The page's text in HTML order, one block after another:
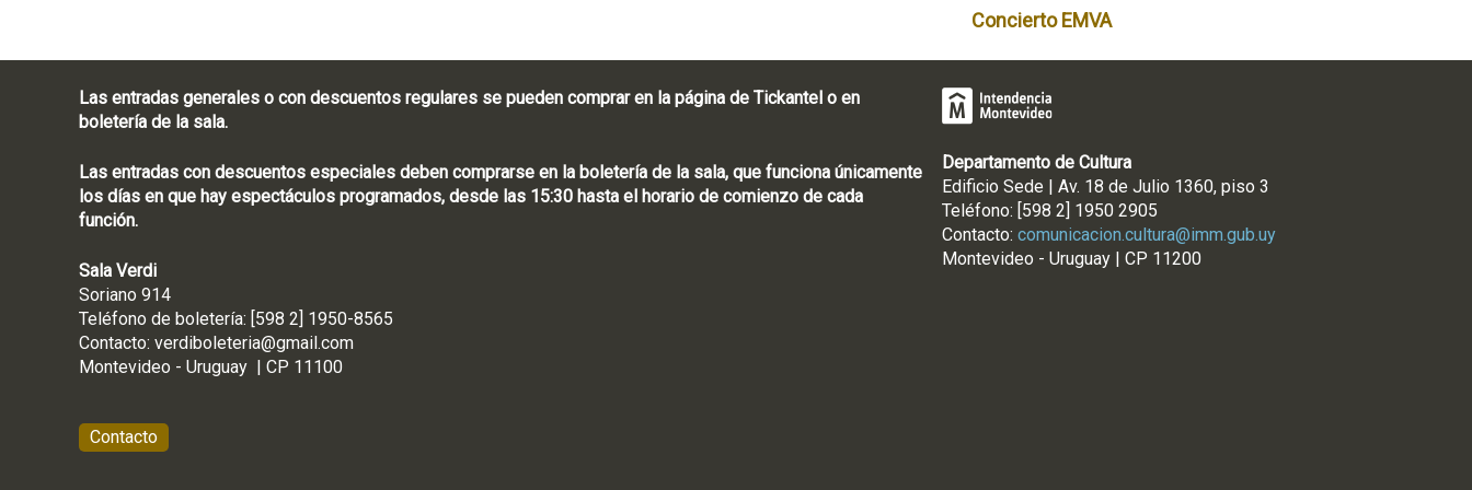
Concierto EMVA
Las entradas generales o con descuentos regulares se pueden comprar en la página de Tickantel o en
boletería de la sala.
Las entradas con descuentos especiales deben comprarse en la boletería de la sala, que funciona únicamente
los días en que hay espectáculos programados, desde las 15:30 hasta el horario de comienzo de cada
función.
Sala Verdi
Soriano 914
Teléfono de boletería: [598 2] 1950-8565
Contacto: verdiboleteria@gmail.com
Montevideo - Uruguay | CP 11100
Contacto
Departamento de Cultura
Edificio Sede | Av. 18 de Julio 1360, piso 3
Teléfono: [598 2] 1950 2905
Contacto: comunicacion.cultura@imm.gub.uy
Montevideo - Uruguay | CP 11200